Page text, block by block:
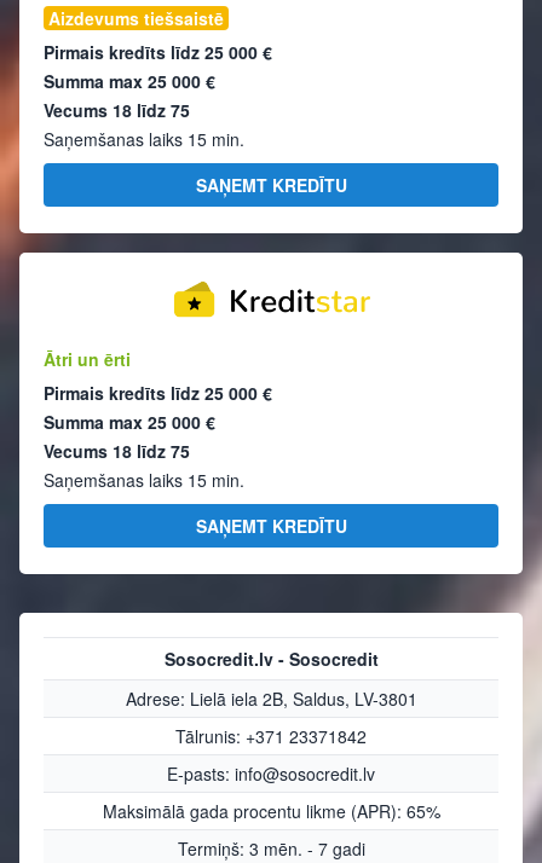
Aizdevums tiešsaistē
Pirmais kredīts līdz 25 000 €
Summa max 25 000 €
Vecums 18 līdz 75
Saņemšanas laiks 15 min.
SAŅEMT KREDĪTU
Ātri un ērti
Pirmais kredīts līdz 25 000 €
Summa max 25 000 €
Vecums 18 līdz 75
Saņemšanas laiks 15 min.
SAŅEMT KREDĪTU
Sosocredit.lv - Sosocredit
Adrese: Lielā iela 2B, Saldus, LV-3801
Tālrunis: +371 23371842
E-pasts: info@sosocredit.lv
Maksimālā gada procentu likme (APR): 65%
Termiņš: 3 mēn. - 7 gadi